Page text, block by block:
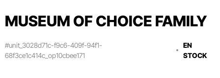
MUSEUM OF CHOICE FAMILY
#unit_3028d71c-f9c6-409f-94f1-
68f3ce1c414c_op10cbee171
EN
STOCK